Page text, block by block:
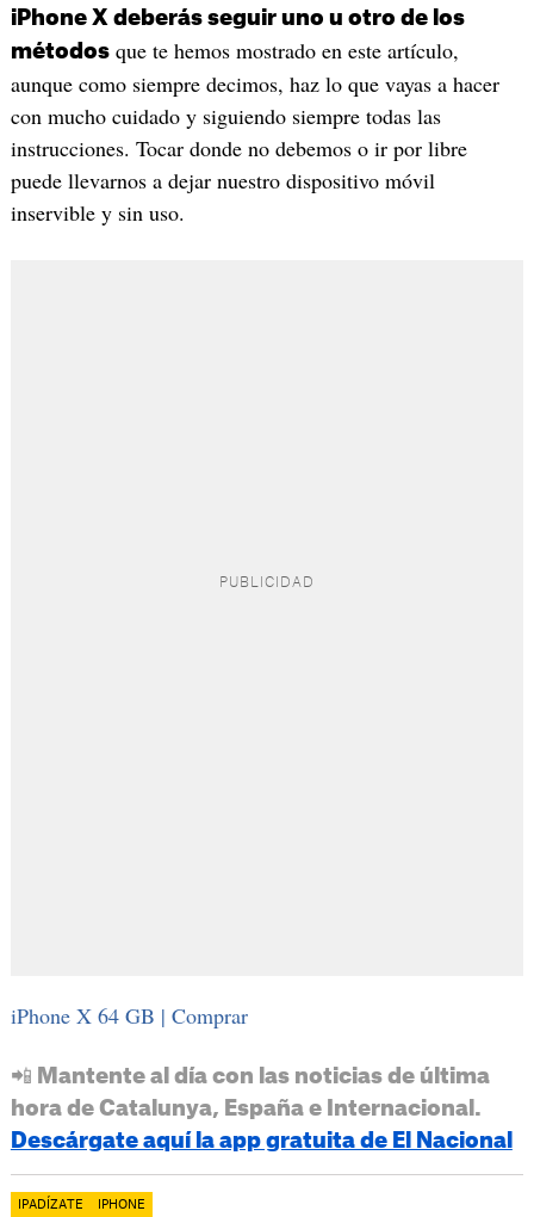
iPhone X deberás seguir uno u otro de los
métodosque te hemos mostrado en este artículo,
aunque como siempre decimos, haz lo que vayas a hacer
con mucho cuidado y siguiendo siempre todas las
instrucciones. Tocar donde no debemos o ir por libre
puede llevarnos a dejar nuestro dispositivo móvil
inservible y sin uso.
iPhone X 64 GB | Comprar
📲 Mantente al día con las noticias de última
hora de Catalunya, España e Internacional.
Descárgate aquí la app gratuita de El Nacional
IPADÍZATE IPHONE